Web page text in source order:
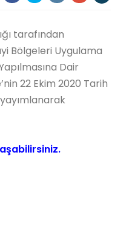
tarafından
Bölgeleri Uygulama
Dair
22 Ekim 2020 Tarih
yayımlanarak